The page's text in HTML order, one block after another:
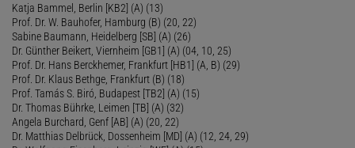
Katja Bammel, Berlin [KB2] (A) (13)
Prof. Dr. W. Bauhofer, Hamburg (B) (20, 22)
Sabine Baumann, Heidelberg [SB] (A) (26)
Dr. Günther Beikert, Viernheim [GB1] (A) (04, 10, 25)
Prof. Dr. Hans Berckhemer, Frankfurt [HB1] (A, B) (29)
Prof. Dr. Klaus Bethge, Frankfurt (B) (18)
Prof. Tamás S. Biró, Budapest [TB2] (A) (15)
Dr. Thomas Bührke, Leimen [TB] (A) (32)
Angela Burchard, Genf [AB] (A) (20, 22)
Dr. Matthias Delbrück, Dossenheim [MD] (A) (12, 24, 29)